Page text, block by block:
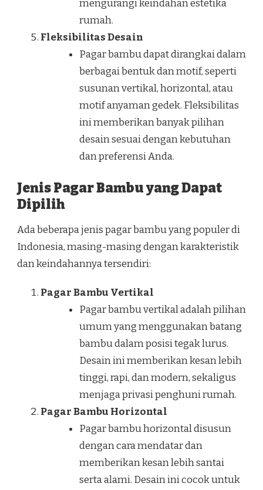
mengurangi keindahan estetika
rumah.
Fleksibilitas Desain
Pagar bambu dapat dirangkai dalam
berbagai bentuk dan motif, seperti
susunan vertikal, horizontal, atau
motif anyaman gedek. Fleksibilitas
ini memberikan banyak pilihan
desain sesuai dengan kebutuhan
dan preferensi Anda.
Jenis Pagar Bambu yang Dapat
Dipilih
Ada beberapa jenis pagar bambu yang populer di
Indonesia, masing-masing dengan karakteristik
dan keindahannya tersendiri:
Pagar Bambu Vertikal
Pagar bambu vertikal adalah pilihan
umum yang menggunakan batang
bambu dalam posisi tegak lurus.
Desain ini memberikan kesan lebih
tinggi, rapi, dan modern, sekaligus
menjaga privasi penghuni rumah.
Pagar Bambu Horizontal
Pagar bambu horizontal disusun
dengan cara mendatar dan
memberikan kesan lebih santai
serta alami. Desain ini cocok untuk